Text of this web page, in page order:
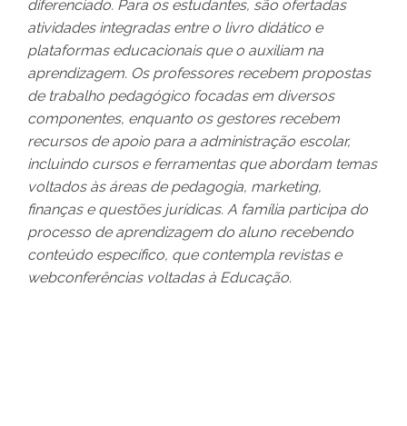
diferenciado. Para os estudantes, são ofertadas
atividades integradas entre o livro didático e
plataformas educacionais que o auxiliam na
aprendizagem. Os professores recebem propostas
de trabalho pedagógico focadas em diversos
componentes, enquanto os gestores recebem
recursos de apoio para a administração escolar,
incluindo cursos e ferramentas que abordam temas
voltados às áreas de pedagogia, marketing,
finanças e questões jurídicas. A família participa do
processo de aprendizagem do aluno recebendo
conteúdo específico, que contempla revistas e
webconferências voltadas à Educação.